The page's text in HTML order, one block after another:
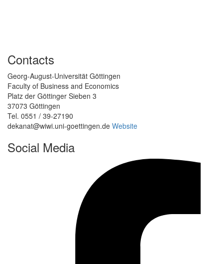
Contacts
Georg-August-Universität Göttingen
Faculty of Business and Economics
Platz der Göttinger Sieben 3
37073 Göttingen
Tel. 0551 / 39-27190
dekanat@wiwi.uni-goettingen.de Website
Social Media